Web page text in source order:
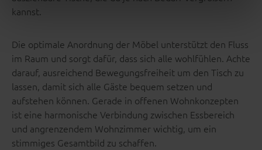
kannst.
Die optimale Anordnung der Möbel unterstützt den Fluss
im Raum und sorgt dafür, dass sich alle wohlfühlen. Achte
darauf, ausreichend Bewegungsfreiheit um den Tisch zu
lassen, damit sich alle Gäste bequem setzen und
aufstehen können. Gerade in offenen Wohnkonzepten
ist eine harmonische Verbindung zwischen Essbereich
und angrenzendem Wohnzimmer wichtig, um ein
stimmiges Gesamtbild zu schaffen.